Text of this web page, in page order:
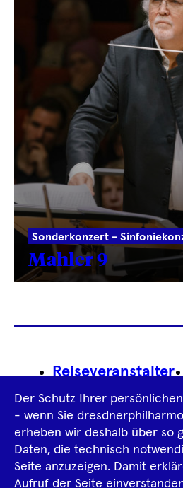
Sonderkonzert -
Mahler 9
Reiseveranstalter
Intern
Der Schutz Ihrer
- wenn Sie
erheben wir deshalb über so
Daten, die technisch
Seite anzuzeigen. Damit
Aufruf der Seite